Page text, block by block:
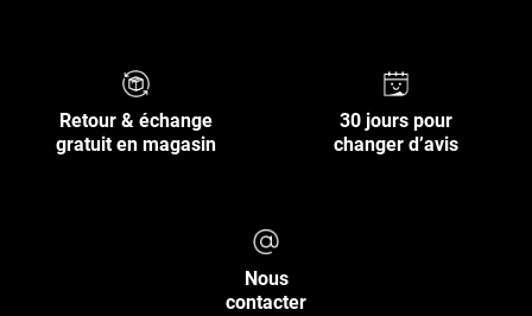
Retour & échange
gratuit en magasin
30 jours pour
changer d’avis
Nous
contacter